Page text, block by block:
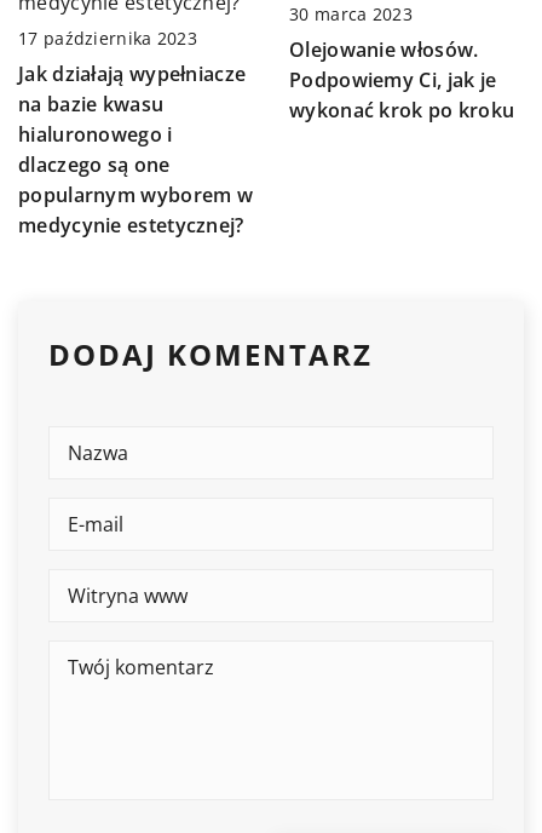
17 października 2023
Jak działają wypełniacze
na bazie kwasu
hialuronowego i
dlaczego są one
popularnym wyborem w
medycynie estetycznej?
30 marca 2023
Olejowanie włosów.
Podpowiemy Ci, jak je
wykonać krok po kroku
DODAJ KOMENTARZ